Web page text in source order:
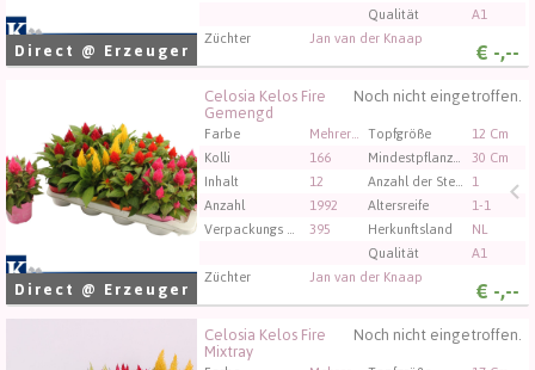
Direct @ Erzeuger
Qualität
A1
Züchter
Jan van der Knaap
€ -,--
Direct @ Erzeuger
Noch nicht eingetroffen.
Celosia Kelos Fire
Gemengd
Farbe Mehrere Farben Topfgröße
12 Cm
Kolli
166 Mindestpflanzenhöhe
30 Cm
Inhalt
12 Anzahl der Stecklinge/Pflanzen pro Topf
1
Anzahl
1992 Altersreife
1-1
395 Herkunftsland
NL
Qualität
A1
Züchter
Jan van der Knaap
€ -,--
Celosia Kelos Fire Gemengd
Sie müssen angemeldet sein, um kaufen zu können.
Klicken Sie hier, um sich einzuloggen.
Noch nicht eingetroffen.
Celosia Kelos Fire
Mixtray
Celosia Kelos Fire Mixtray